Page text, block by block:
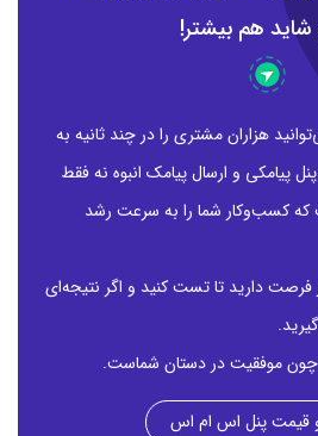
شاید هم بیشتر!
هزاران مشتری را در چند ثانیه به
پیامکی و ارسال پیامک انبوه نه فقط
که کسب‌وکار شما را به سرعت رشد
هیچ ریسکی؛ 30 روز فرصت دارید تا تست کنید و اگر نتیجه‌ای
چون موفقیت در دستان شماست.
قیمت پنل اس ام اس